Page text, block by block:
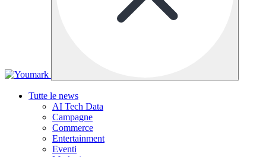
Tutte le news
AI Tech Data
Campagne
Commerce
Entertainment
Eventi